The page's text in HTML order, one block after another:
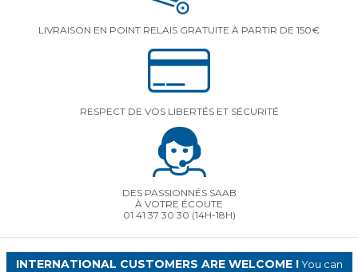
LIVRAISON EN POINT RELAIS GRATUITE À PARTIR DE 150€
RESPECT DE VOS LIBERTÉS ET SÉCURITÉ
DES PASSIONNÉS SAAB
À VOTRE ÉCOUTE
01 41 37 30 30 (14H-18H)
INTERNATIONAL CUSTOMERS ARE WELCOME !You can